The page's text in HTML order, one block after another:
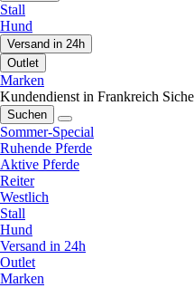
Stall
Hund
Versand in 24h
Outlet
Marken
Kundendienst in Frankreich
Suchen
Sommer-Special
Ruhende Pferde
Aktive Pferde
Reiter
Westlich
Stall
Hund
Versand in 24h
Outlet
Marken